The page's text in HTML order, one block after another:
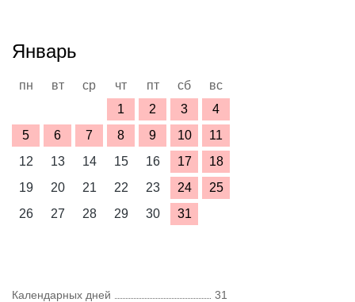
Январь
пн вт ср чт пт сб
вс
1
2 3
4
5
6 7 8 9 10
11
12
13 14 15 16 17
18
19
20 21 22 23 24
25
26
27 28 29 30 31
Календарных дней
31